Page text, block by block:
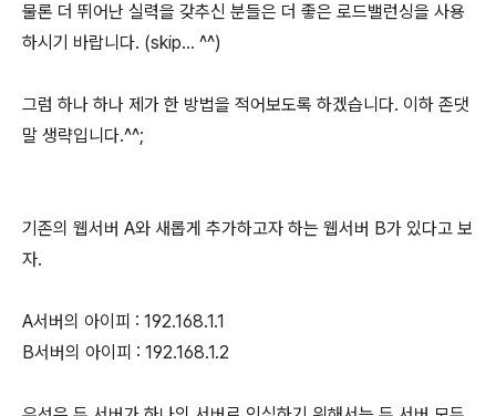
물론 더 뛰어난 실력을 갖추신 분들은 더 좋은 로드밸런싱을 사용
하시기 바랍니다. (skip... ^^)
그럼 하나 하나 제가 한 방법을 적어보도록 하겠습니다. 이하 존댓
말 생략입니다.^^;
기존의 웹서버 A와 새롭게 추가하고자 하는 웹서버 B가 있다고 보
자.
A서버의 아이피 : 192.168.1.1
B서버의 아이피 : 192.168.1.2